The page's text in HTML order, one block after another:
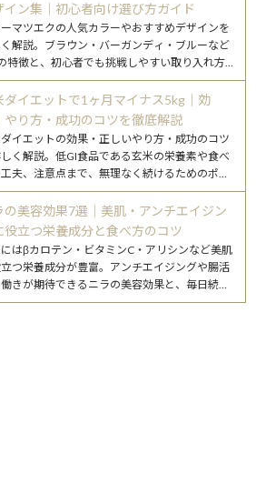
イン集｜初心者向け選び方ガイド
マツエクの人気カラーやおすすめデザインを
解説。ブラウン・バーガンディ・ブルーなど
特徴と、初心者でも挑戦しやすい取り入れ方
します。
ダイエットで1ヶ月マイナス5kg｜効
やり方・成功のコツを徹底解説
イエットの効果・正しいやり方・成功のコツ
く解説。低GI食品である玄米の栄養素や食べ
夫、注意点まで、無理なく続けるためのポイ
まとめました。
の美容効果7選｜美肌・アンチエイジン
役立つ栄養成分と食べ方のコツ
はβカロテン・ビタミンC・アリシンなど美肌
つ栄養成分が豊富。アンチエイジングや腸活
きが期待できるニラの美容効果と、毎日続け
レシピを詳しく紹介します。